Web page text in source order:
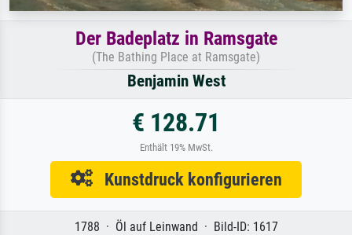
Der Badeplatz in Ramsgate
(The Bathing Place at Ramsgate)
Benjamin West
€ 128.71
Enthält 19% MwSt.
Kunstdruck konfigurieren
1788 · Öl auf Leinwand · Bild-ID: 1617